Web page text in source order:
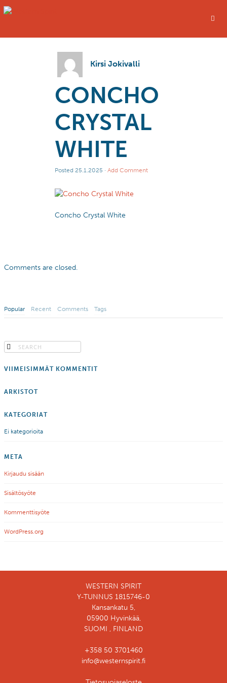
Kirsi Jokivalli
CONCHO
CRYSTAL
WHITE
Posted 25.1.2025 · Add Comment
Concho Crystal White
Comments are closed.
Popular Recent Comments Tags
VIIMEISIMMÄT KOMMENTIT
ARKISTOT
KATEGORIAT
Ei kategorioita
META
Kirjaudu sisään
Sisältösyöte
Kommenttisyöte
WordPress.org
WESTERN SPIRIT
Y-TUNNUS 1815746-0
Kansankatu 5,
05900 Hyvinkää,
SUOMI , FINLAND
+358 50 3701460
info@westernspirit.fi